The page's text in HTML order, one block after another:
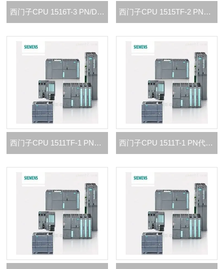
西门子CPU 1516T-3 PN/DP代理商 西门子CPU 1515TF-2 PN代理商
西门子CPU 1511TF-1 PN代理商 西门子CPU 1511T-1 PN代理商